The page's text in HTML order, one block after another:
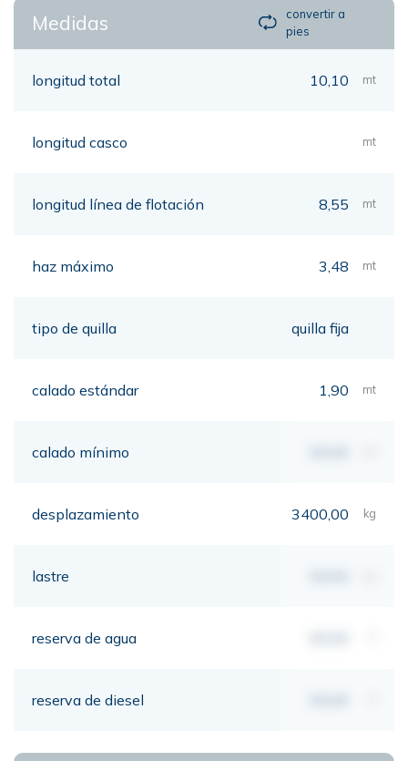
Medidas
convertir a
pies
longitud total 10,10 mt
longitud casco mt
longitud línea de flotación 8,55 mt
haz máximo 3,48 mt
tipo de quilla quilla fija
calado estándar 1,90 mt
calado mínimo
desplazamiento 3400,00 kg
lastre
reserva de agua
reserva de diesel